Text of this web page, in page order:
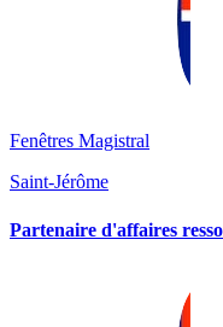
Fenêtres Magistral
Saint-Jérôme
Partenaire d'affaires